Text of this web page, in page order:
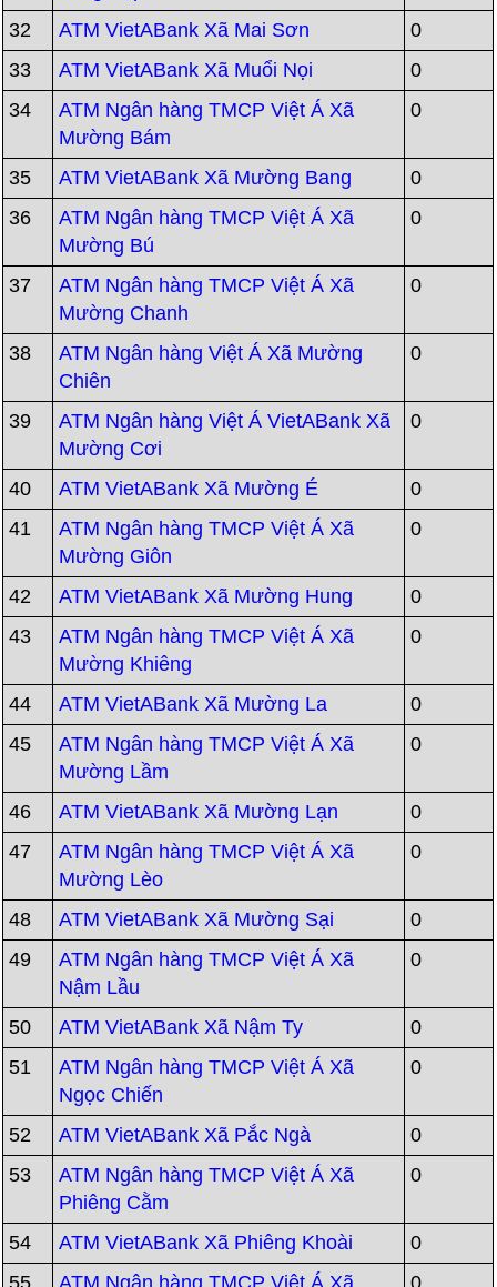
32 ATM VietABank Xã Mai Sơn
0
33
ATM VietABank Xã Muổi Nọi
0
34
ATM Ngân hàng TMCP Việt Á Xã
Mường Bám
0
35 ATM VietABank Xã Mường Bang
0
36
ATM Ngân hàng TMCP Việt Á Xã
Mường Bú
0
37
ATM Ngân hàng TMCP Việt Á Xã
Mường Chanh
0
38
ATM Ngân hàng Việt Á Xã Mường
Chiên
0
39
ATM Ngân hàng Việt Á VietABank Xã
Mường Cơi
0
40 ATM VietABank Xã Mường É
0
41
ATM Ngân hàng TMCP Việt Á Xã
Mường Giôn
0
42 ATM VietABank Xã Mường Hung
0
43
ATM Ngân hàng TMCP Việt Á Xã
Mường Khiêng
0
44 ATM VietABank Xã Mường La
0
45
ATM Ngân hàng TMCP Việt Á Xã
Mường Lầm
0
46 ATM VietABank Xã Mường Lạn
0
47
ATM Ngân hàng TMCP Việt Á Xã
Mường Lèo
0
48 ATM VietABank Xã Mường Sại
0
49
ATM Ngân hàng TMCP Việt Á Xã
Nậm Lầu
0
50 ATM VietABank Xã Nậm Ty
0
51
ATM Ngân hàng TMCP Việt Á Xã
Ngọc Chiến
0
52 ATM VietABank Xã Pắc Ngà
0
53
ATM Ngân hàng TMCP Việt Á Xã
Phiêng Cằm
0
54 ATM VietABank Xã Phiêng Khoài
0
55
ATM Ngân hàng TMCP Việt Á Xã 0